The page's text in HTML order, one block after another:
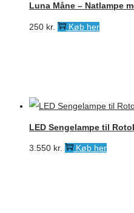
Luna Måne – Natlampe
250 kr. Køb her
LED Sengelampe til
3.550 kr. Køb her